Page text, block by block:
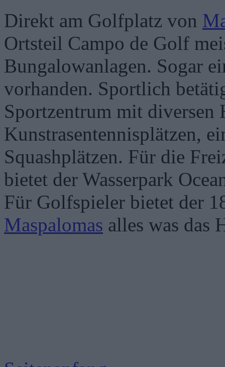
Direkt am Golfplatz von
Ortsteil Campo de Golf
Bungalowanlagen. Sogar
vorhanden. Sportlich
Sportzentrum mit diversen
Kunstrasentennisplätzen,
Squashplätzen. Für die
bietet der Wasserpark
Für Golfspieler bietet der
Maspalomas alles was das